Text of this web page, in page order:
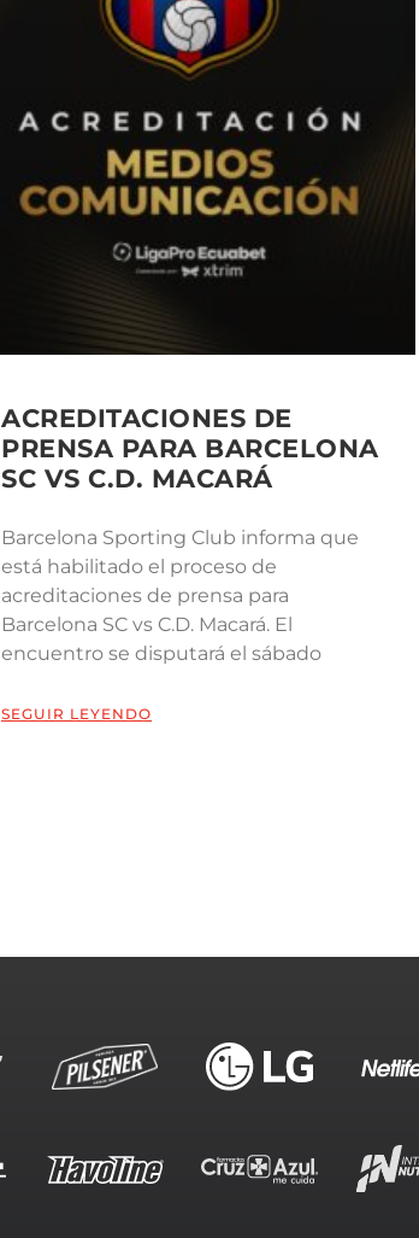
ACREDITACIONES DE
PRENSA PARA BARCELONA
SC VS C.D. MACARÁ
Barcelona Sporting Club informa que
está habilitado el proceso de
acreditaciones de prensa para
Barcelona SC vs C.D. Macará. El
encuentro se disputará el sábado
SEGUIR LEYENDO